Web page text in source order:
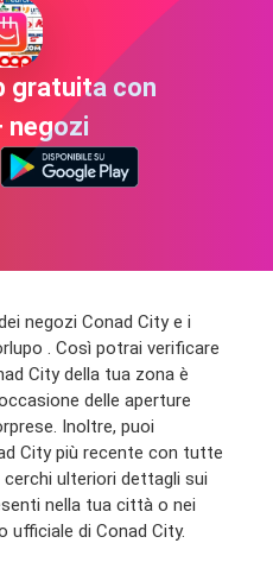
gratuita con
negozi
negozi Conad City e i
. Così potrai verificare
City della tua zona è
delle aperture
Inoltre, puoi
City più recente con tutte
ulteriori dettagli sui
nella tua città o nei
ufficiale di Conad City.